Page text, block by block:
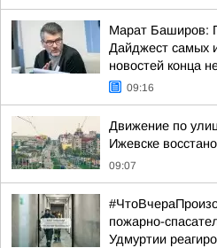
Марат Баширов:
Дайджест самых
новостей конца
09:16
Движение по
Ижевске
09:07
пожарно-
Удмуртии